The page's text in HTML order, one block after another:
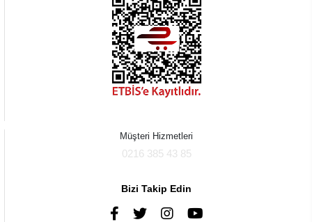
Müşteri Hizmetleri
0216 385 43 85
Bizi Takip Edin